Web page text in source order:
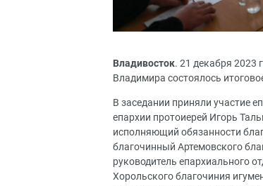
Владивосток. 21 декабря 2023
Владимира состоялось
В заседании приняли участие
епархии протоиерей Игорь
исполняющий обязанности
благочинный Артемовского
руководитель епархиального
Хорольского благочиния